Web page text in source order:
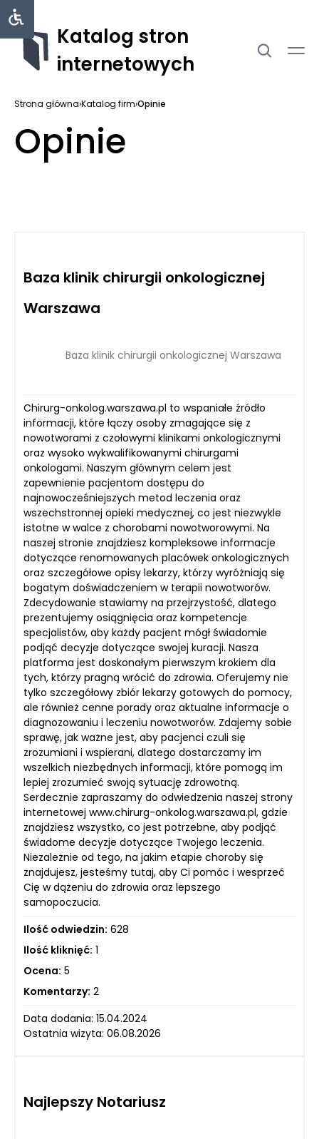
Katalog stron
internetowych
Strona główna›Katalog firm›Opinie
Opinie
Baza klinik chirurgii onkologicznej
Warszawa
Baza klinik chirurgii onkologicznej Warszawa
Chirurg-onkolog.warszawa.pl to wspaniałe źródło
informacji, które łączy osoby zmagające się z
nowotworami z czołowymi klinikami onkologicznymi
oraz wysoko wykwalifikowanymi chirurgami
onkologami. Naszym głównym celem jest
zapewnienie pacjentom dostępu do
najnowocześniejszych metod leczenia oraz
wszechstronnej opieki medycznej, co jest niezwykle
istotne w walce z chorobami nowotworowymi. Na
naszej stronie znajdziesz kompleksowe informacje
dotyczące renomowanych placówek onkologicznych
oraz szczegółowe opisy lekarzy, którzy wyróżniają się
bogatym doświadczeniem w terapii nowotworów.
Zdecydowanie stawiamy na przejrzystość, dlatego
prezentujemy osiągnięcia oraz kompetencje
specjalistów, aby każdy pacjent mógł świadomie
podjąć decyzje dotyczące swojej kuracji. Nasza
platforma jest doskonałym pierwszym krokiem dla
tych, którzy pragną wrócić do zdrowia. Oferujemy nie
tylko szczegółowy zbiór lekarzy gotowych do pomocy,
ale również cenne porady oraz aktualne informacje o
diagnozowaniu i leczeniu nowotworów. Zdajemy sobie
sprawę, jak ważne jest, aby pacjenci czuli się
zrozumiani i wspierani, dlatego dostarczamy im
wszelkich niezbędnych informacji, które pomogą im
lepiej zrozumieć swoją sytuację zdrowotną.
Serdecznie zapraszamy do odwiedzenia naszej strony
internetowej www.chirurg-onkolog.warszawa.pl, gdzie
znajdziesz wszystko, co jest potrzebne, aby podjąć
świadome decyzje dotyczące Twojego leczenia.
Niezależnie od tego, na jakim etapie choroby się
znajdujesz, jesteśmy tutaj, aby Ci pomóc i wesprzeć
Cię w dążeniu do zdrowia oraz lepszego
samopoczucia.
Ilość odwiedzin: 628
Ilość kliknięć: 1
Ocena: 5
Komentarzy: 2
Data dodania: 15.04.2024
Ostatnia wizyta: 06.08.2026
Najlepszy Notariusz